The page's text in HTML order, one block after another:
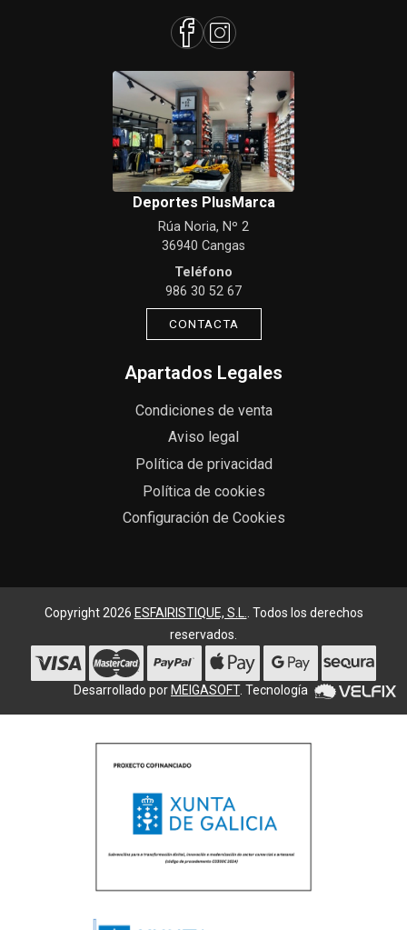
Deportes PlusMarca
Rúa Noria, Nº 2
36940 Cangas
Teléfono
986 30 52 67
CONTACTA
Apartados Legales
Condiciones de venta
Aviso legal
Política de privacidad
Política de cookies
Configuración de Cookies
Copyright 2026 ESFAIRISTIQUE, S.L.. Todos los derechos
reservados.
Desarrollado por MEIGASOFT. Tecnología